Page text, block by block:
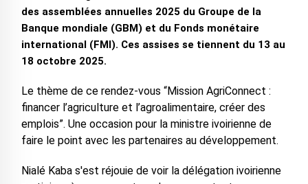
des assemblées annuelles 2025 du Groupe de la
Banque mondiale (GBM) et du Fonds monétaire
international (FMI). Ces assises se tiennent du 13 au
18 octobre 2025.
Le thème de ce rendez-vous “Mission AgriConnect :
financer l’agriculture et l’agroalimentaire, créer des
emplois”. Une occasion pour la ministre ivoirienne de
faire le point avec les partenaires au développement.
Nialé Kaba s'est réjouie de voir la délégation ivoirienne